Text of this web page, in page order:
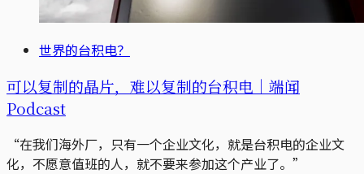
世界的台积电？
可以复制的晶片，难以复制的台积电｜端闻
Podcast
“在我们海外厂，只有一个企业文化，就是台积电的企业文
化，不愿意值班的人，就不要来参加这个产业了。”